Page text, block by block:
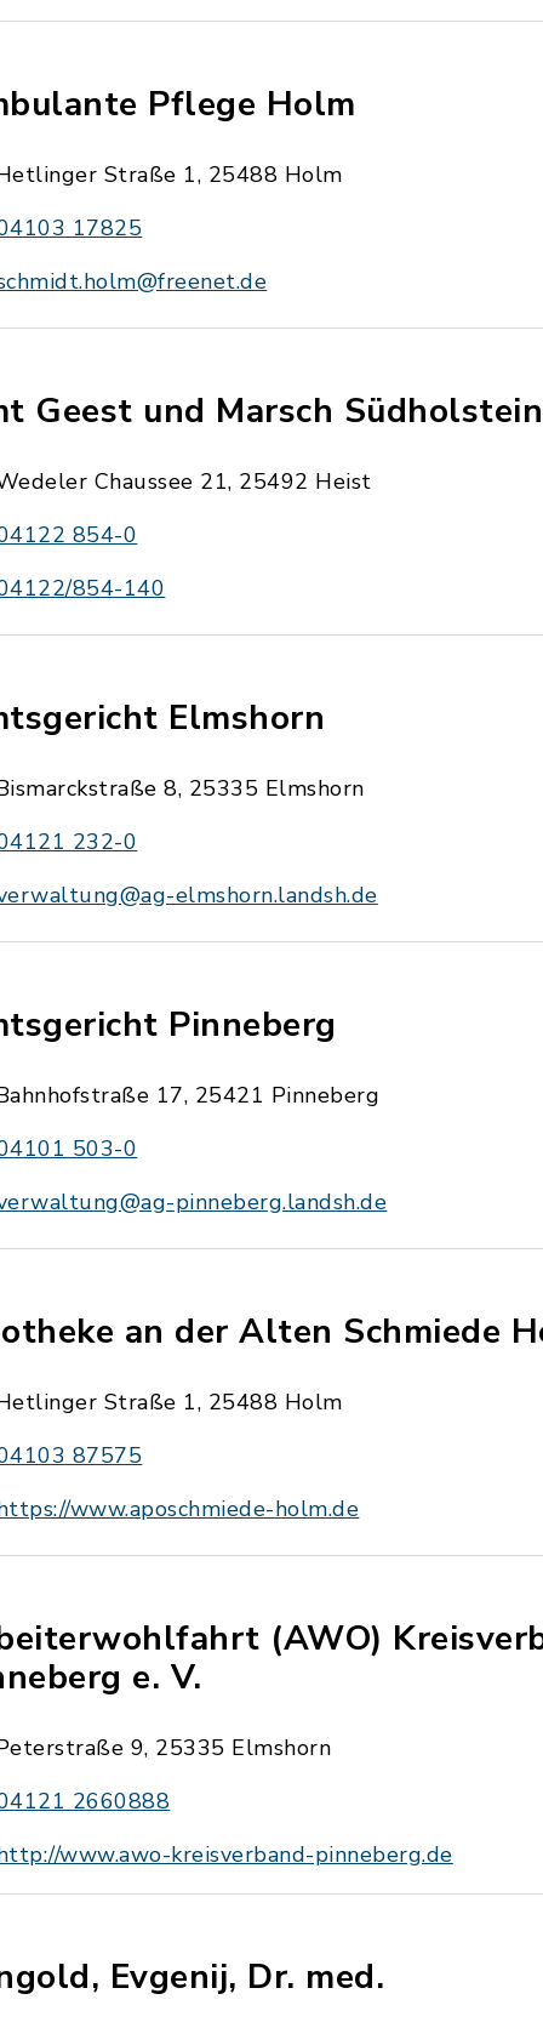
Pflege Holm
Straße 1, 25488 Holm
17825
Geest und Marsch Südholstein
Chaussee 21, 25492 Heist
854-0
854-140
Elmshorn
8, 25335 Elmshorn
232-0
elmshorn.landsh.de
Pinneberg
17, 25421 Pinneberg
503-0
pinneberg.landsh.de
an der Alten Schmiede
Straße 1, 25488 Holm
87575
www.aposchmiede-holm.de
(AWO)
e. V.
9, 25335 Elmshorn
2660888
www.awo-kreisverband-pinneberg.de
Evgenij, Dr. med.